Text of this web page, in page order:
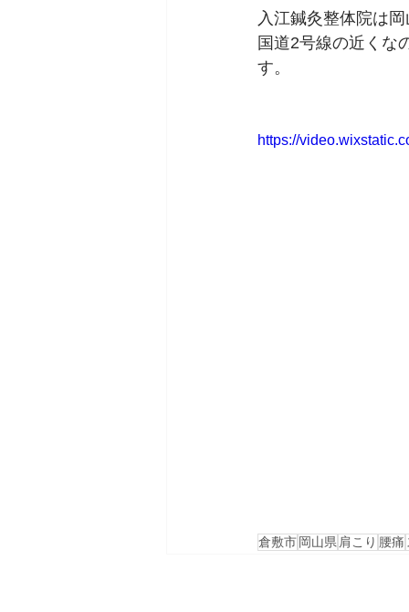
入江鍼灸整体院は
国道2号線の近くな
す。
https://
倉敷市 岡山県 肩こり 腰痛